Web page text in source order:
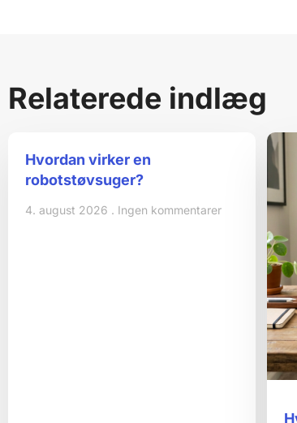
Relaterede indlæg
Hvordan virker en
robotstøvsuger?
4. august 2026 Ingen kommentarer